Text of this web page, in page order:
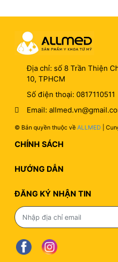
Địa chỉ: số 8 Trần Thiện
10, TPHCM
Số điện thoại: 0817110511
Email:
© Bản quyền thuộc về ALLMED |
CHÍNH SÁCH
HƯỚNG DẪN
ĐĂNG KÝ NHẬN TIN